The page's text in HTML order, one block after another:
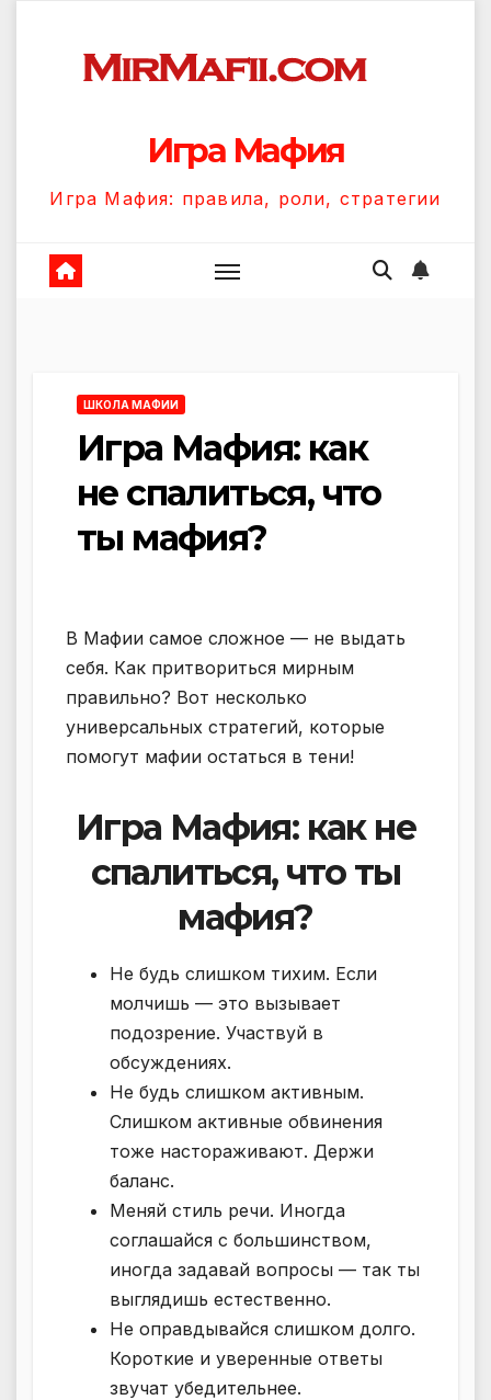
содержанию
Игра Мафия
Игра Мафия: правила, роли, стратегии
ШКОЛА МАФИИ
Игра Мафия: как
не спалиться, что
ты мафия?
В Мафии самое сложное — не выдать
себя. Как притвориться мирным
правильно? Вот несколько
универсальных стратегий, которые
помогут мафии остаться в тени!
Игра Мафия: как не
спалиться, что ты
мафия?
Не будь слишком тихим. Если
молчишь — это вызывает
подозрение. Участвуй в
обсуждениях.
Не будь слишком активным.
Слишком активные обвинения
тоже настораживают. Держи
баланс.
Меняй стиль речи. Иногда
соглашайся с большинством,
иногда задавай вопросы — так ты
выглядишь естественно.
Не оправдывайся слишком долго.
Короткие и уверенные ответы
звучат убедительнее.